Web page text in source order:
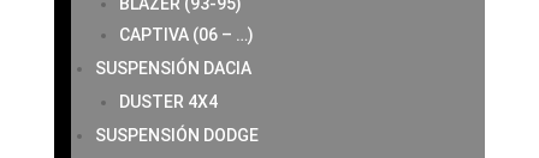
CAPTIVA (06 – …)
SUSPENSIÓN DACIA
DUSTER 4X4
SUSPENSIÓN DODGE